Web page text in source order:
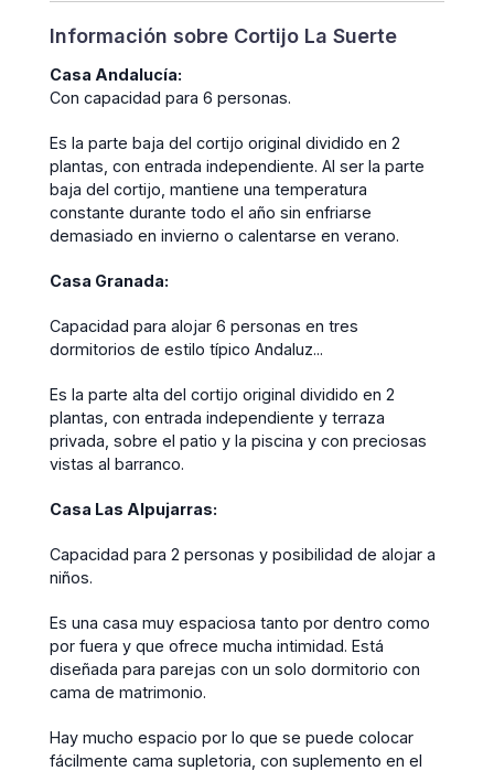
Información sobre Cortijo La Suerte
Casa Andalucía:
Con capacidad para 6 personas.
Es la parte baja del cortijo original dividido en 2
plantas, con entrada independiente. Al ser la parte
baja del cortijo, mantiene una temperatura
constante durante todo el año sin enfriarse
demasiado en invierno o calentarse en verano.
Casa Granada:
Capacidad para alojar 6 personas en tres
dormitorios de estilo típico Andaluz...
Es la parte alta del cortijo original dividido en 2
plantas, con entrada independiente y terraza
privada, sobre el patio y la piscina y con preciosas
vistas al barranco.
Casa Las Alpujarras:
Capacidad para 2 personas y posibilidad de alojar a
niños.
Es una casa muy espaciosa tanto por dentro como
por fuera y que ofrece mucha intimidad. Está
diseñada para parejas con un solo dormitorio con
cama de matrimonio.
Hay mucho espacio por lo que se puede colocar
fácilmente cama supletoria, con suplemento en el